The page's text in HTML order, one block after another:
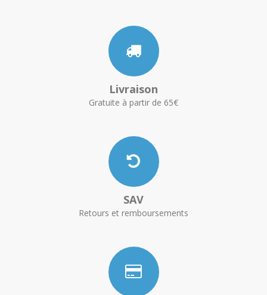
Livraison
Gratuite à partir de 65€
SAV
Retours et remboursements